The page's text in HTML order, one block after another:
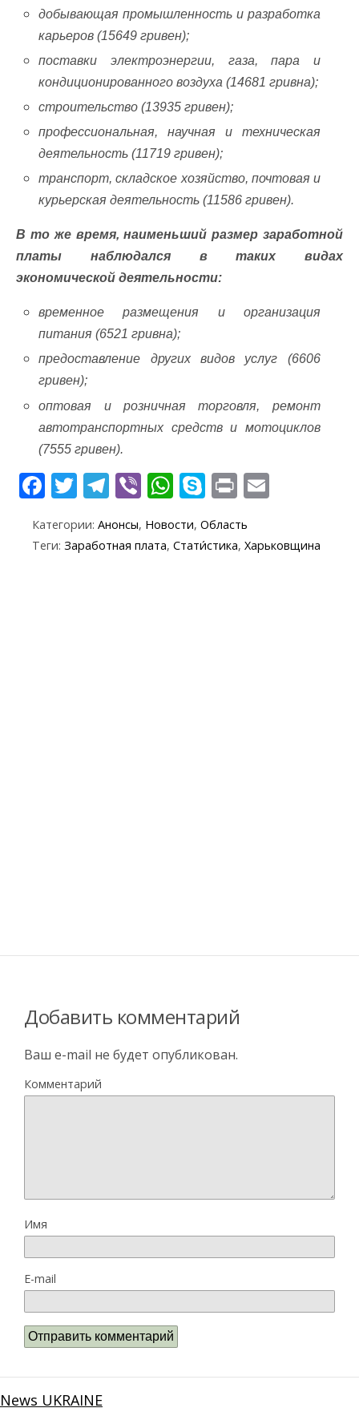
добывающая промышленность и разработка
карьеров (15649 гривен);
поставки электроэнергии, газа, пара и
кондиционированного воздуха (14681 гривна);
строительство (13935 гривен);
профессиональная, научная и техническая
деятельность (11719 гривен);
транспорт, складское хозяйство, почтовая и
курьерская деятельность (11586 гривен).
В то же время, наименьший размер заработной
платы наблюдался в таких видах
экономической деятельности:
временное размещения и организация
питания (6521 гривна);
предоставление других видов услуг (6606
гривен);
оптовая и розничная торговля, ремонт
автотранспортных средств и мотоциклов
(7555 гривен).
F
ac
e
b
T
w
itt
er
T
el
e
gr
Vi
b
er
W
h
at
s
S
k
y
p
Pr
in
t ai
l
Категории: Анонсы, Новости, Область
Теги: Заработная плата, Стати́стика, Харьковщина
Добавить комментарий
Ваш e-mail не будет опубликован.
Комментарий
Имя
E-mail
News UKRAINE